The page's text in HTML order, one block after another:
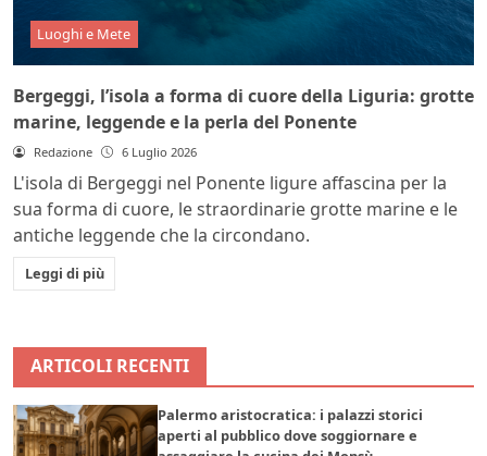
Luoghi e Mete
Bergeggi, l’isola a forma di cuore della Liguria: grotte
marine, leggende e la perla del Ponente
Redazione 6 Luglio 2026
L'isola di Bergeggi nel Ponente ligure affascina per la
sua forma di cuore, le straordinarie grotte marine e le
antiche leggende che la circondano.
Leggi di più
ARTICOLI RECENTI
Palermo aristocratica: i palazzi storici
aperti al pubblico dove soggiornare e